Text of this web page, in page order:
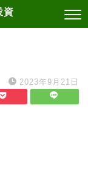
資
2023年9月21日